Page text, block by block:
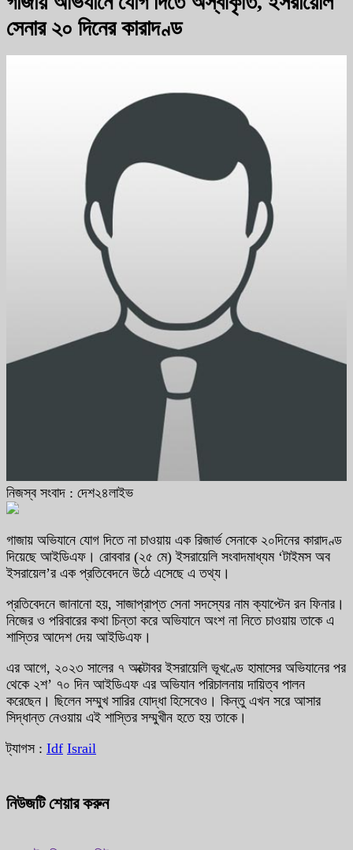
সেনার ২০ দিনের কারাদণ্ড
নিজস্ব সংবাদ : দেশ২৪লাইভ
গাজায় অভিযানে যোগ দিতে না চাওয়ায় এক রিজার্ভ সেনাকে ২০দিনের কারাদণ্ড
দিয়েছে আইডিএফ। রোববার (২৫ মে) ইসরায়েলি সংবাদমাধ্যম ‘টাইমস অব
ইসরায়েল’র এক প্রতিবেদনে উঠে এসেছে এ তথ্য।
প্রতিবেদনে জানানো হয়, সাজাপ্রাপ্ত সেনা সদস্যের নাম ক্যাপ্টেন রন ফিনার।
নিজের ও পরিবারের কথা চিন্তা করে অভিযানে অংশ না নিতে চাওয়ায় তাকে এ
শাস্তির আদেশ দেয় আইডিএফ।
এর আগে, ২০২৩ সালের ৭ অক্টোবর ইসরায়েলি ভূখণ্ডে হামাসের অভিযানের পর
থেকে ২শ’ ৭০ দিন আইডিএফ এর অভিযান পরিচালনায় দায়িত্ব পালন
করেছেন। ছিলেন সম্মুখ সারির যোদ্ধা হিসেবেও। কিন্তু এখন সরে আসার
সিদ্ধান্ত নেওয়ায় এই শাস্তির সম্মুখীন হতে হয় তাকে।
ট্যাগস : Idf Israil
নিউজটি শেয়ার করুন